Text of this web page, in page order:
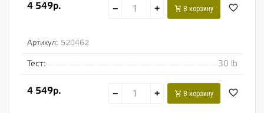
4 549р. − + В корзину
Артикул: 520462
Тест: 30 lb
4 549р. − + В корзину